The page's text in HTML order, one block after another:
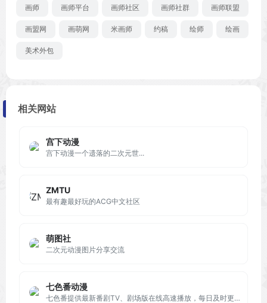
画师 画师平台 画师社区 画师社群 画师联盟
画盟网 画萌网 米画师 约稿 绘师 绘画
美术外包
相关网站
宫下动漫
宫下动漫一个遗落的二次元世...
ZMTU
最有趣最好玩的ACG中文社区
萌图社
二次元动漫图片分享交流
七色番动漫
七色番提供最新番剧TV、剧场版在线高速播放，每日及时更新。是动漫迷的不二选择！